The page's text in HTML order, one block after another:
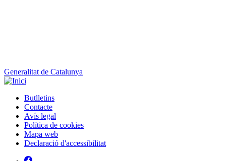
Generalitat de Catalunya
Peu
Butlletins
Contacte
Avís legal
Política de cookies
Mapa web
Declaració d'accessibilitat